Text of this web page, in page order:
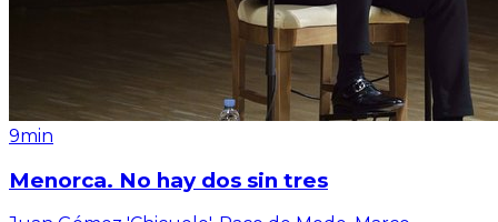
9min
Menorca. No hay dos sin tres